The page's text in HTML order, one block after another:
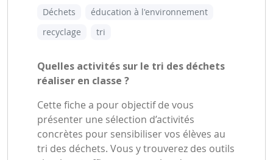
Déchets
éducation à l'environnement
recyclage
tri
Quelles activités sur le tri des déchets
réaliser en classe ?
Cette fiche a pour objectif de vous
présenter une sélection d’activités
concrètes pour sensibiliser vos élèves au
tri des déchets. Vous y trouverez des outils